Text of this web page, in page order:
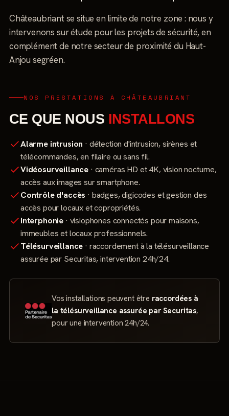
Châteaubriant se situe en limite de notre zone : nous y
intervenons sur étude pour les projets de sécurité, en
complément de notre secteur de proximité du Haut-
Anjou segréen.
NOS PRESTATIONS À CHÂTEAUBRIANT
CE QUE NOUS INSTALLONS
Alarme intrusion · détection d'intrusion, sirènes et
télécommandes, en filaire ou sans fil.
Vidéosurveillance · caméras HD et 4K, vision nocturne,
accès aux images sur smartphone.
Contrôle d'accès · badges, digicodes et gestion des
accès pour locaux et copropriétés.
Interphonie · visiophones connectés pour maisons,
immeubles et locaux professionnels.
Télésurveillance · raccordement à la télésurveillance
assurée par Securitas, intervention 24h/24.
Vos installations peuvent être raccordées à
la télésurveillance assurée par Securitas,
pour une intervention 24h/24.